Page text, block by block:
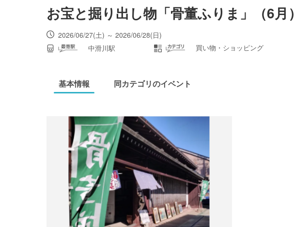
お宝と掘り出し物「骨董ふりま」（6月）
2026/06/27(土) ～ 2026/06/28(日)
中滑川駅
買い物・ショッピング
基本情報 同カテゴリのイベント